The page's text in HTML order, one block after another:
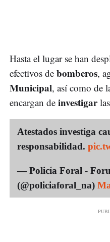
Hasta el lugar se han
efectivos de bomberos,
Municipal, así como de
encargan de investigar
Atestados investiga
responsabilidad.
— Policía Foral -
(@policiaforal_na)